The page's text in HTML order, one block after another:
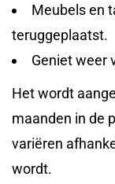
Meubels en
teruggeplaatst.
Geniet weer
Het wordt
maanden in de
variëren
wordt.